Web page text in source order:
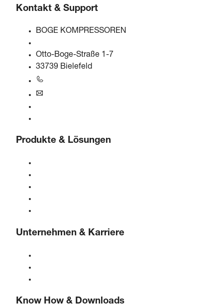
Kontakt & Support
BOGE KOMPRESSOREN
Otto-Boge-Straße 1-7
33739 Bielefeld
Produkte & Lösungen
Unternehmen & Karriere
Know How & Downloads